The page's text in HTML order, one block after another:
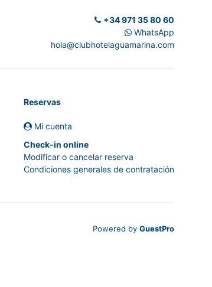
+34 971 35 80 60
WhatsApp
hola@clubhotelaguamarina.com
Reservas
Mi cuenta
Check-in online
Modificar o cancelar reserva
Condiciones generales de contratación
Powered by GuestPro